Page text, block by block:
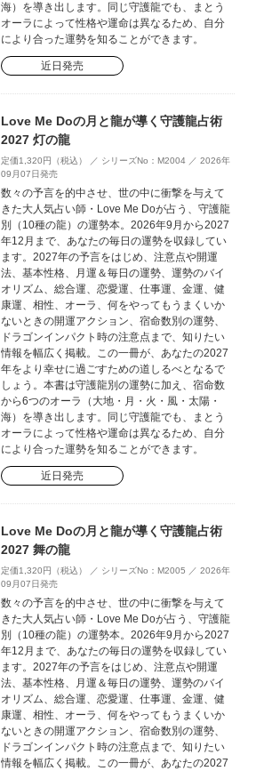
海）を導き出します。同じ守護龍でも、まとう
オーラによって性格や運命は異なるため、自分
により合った運勢を知ることができます。
近日発売
Love Me Doの月と龍が導く守護龍占術
2027 灯の龍
定価1,320円（税込） ／ シリーズNo：M2004 ／ 2026年
09月07日発売
数々の予言を的中させ、世の中に衝撃を与えて
きた大人気占い師・Love Me Doが占う、守護龍
別（10種の龍）の運勢本。2026年9月から2027
年12月まで、あなたの毎日の運勢を収録してい
ます。2027年の予言をはじめ、注意点や開運
法、基本性格、月運＆毎日の運勢、運勢のバイ
オリズム、総合運、恋愛運、仕事運、金運、健
康運、相性、オーラ、何をやってもうまくいか
ないときの開運アクション、宿命数別の運勢、
ドラゴンインパクト時の注意点まで、知りたい
情報を幅広く掲載。この一冊が、あなたの2027
年をより幸せに過ごすための道しるべとなるで
しょう。本書は守護龍別の運勢に加え、宿命数
から6つのオーラ（大地・月・火・風・太陽・
海）を導き出します。同じ守護龍でも、まとう
オーラによって性格や運命は異なるため、自分
により合った運勢を知ることができます。
近日発売
Love Me Doの月と龍が導く守護龍占術
2027 舞の龍
定価1,320円（税込） ／ シリーズNo：M2005 ／ 2026年
09月07日発売
数々の予言を的中させ、世の中に衝撃を与えて
きた大人気占い師・Love Me Doが占う、守護龍
別（10種の龍）の運勢本。2026年9月から2027
年12月まで、あなたの毎日の運勢を収録してい
ます。2027年の予言をはじめ、注意点や開運
法、基本性格、月運＆毎日の運勢、運勢のバイ
オリズム、総合運、恋愛運、仕事運、金運、健
康運、相性、オーラ、何をやってもうまくいか
ないときの開運アクション、宿命数別の運勢、
ドラゴンインパクト時の注意点まで、知りたい
情報を幅広く掲載。この一冊が、あなたの2027